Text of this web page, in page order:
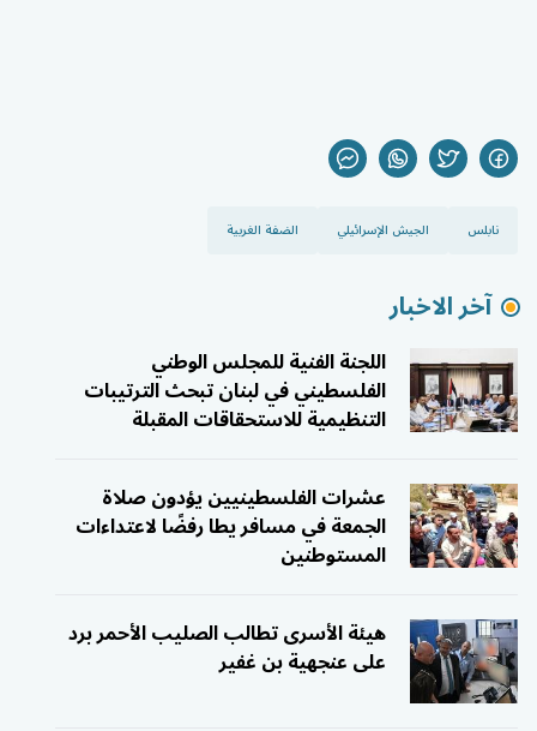
نابلس الجيش الإسرائيلي الضفة الغربية
آخر الاخبار
اللجنة الفنية للمجلس الوطني
الفلسطيني في لبنان تبحث الترتيبات
التنظيمية للاستحقاقات المقبلة
عشرات الفلسطينيين يؤدون صلاة
الجمعة في مسافر يطا رفضًا لاعتداءات
المستوطنين
هيئة الأسرى تطالب الصليب الأحمر برد
على عنجهية بن غفير